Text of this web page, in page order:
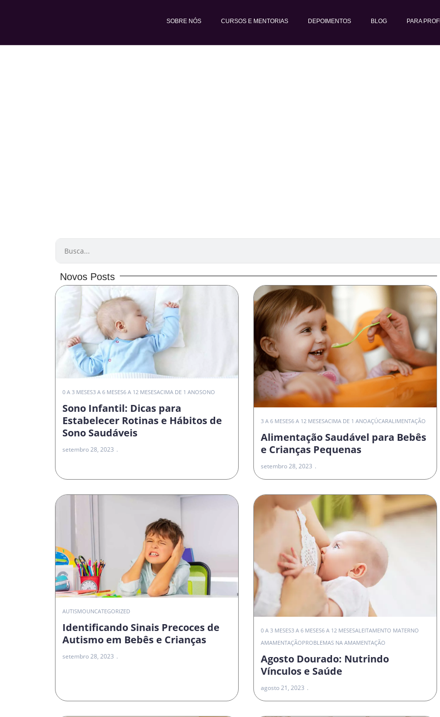
conteúdo
SOBRE NÓS CURSOS E MENTORIAS DEPOIMENTOS BLOG PARA
PESQUISAR
Novos Posts
0 A 3 MESES3 A 6 MESES6 A 12 MESESACIMA DE 1 ANOSONO
Sono Infantil: Dicas para
Estabelecer Rotinas e Hábitos de
Sono Saudáveis
setembro 28, 2023
3 A 6 MESES6 A 12 MESESACIMA DE 1 ANOAÇÚCARALIMENTAÇÃO
Alimentação Saudável para Bebês
e Crianças Pequenas
setembro 28, 2023
AUTISMOUNCATEGORIZED
Identificando Sinais Precoces de
Autismo em Bebês e Crianças
setembro 28, 2023
0 A 3 MESES3 A 6 MESES6 A 12 MESESALEITAMENTO MATERNO
AMAMENTAÇÃOPROBLEMAS NA AMAMENTAÇÃO
Agosto Dourado: Nutrindo
Vínculos e Saúde
agosto 21, 2023